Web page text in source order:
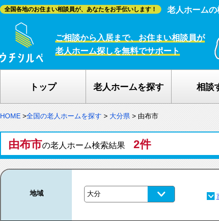
全国各地のお住まい相談員が、あなたをお手伝いします！ 老人ホーム
ご相談から入居まで、お住まい相談員が
老人ホーム探しを無料でサポート
トップ 老人ホームを探す 相談
HOME >全国の老人ホームを探す > 大分県 > 由布市
由布市の老人ホーム検索結果 2件
地域